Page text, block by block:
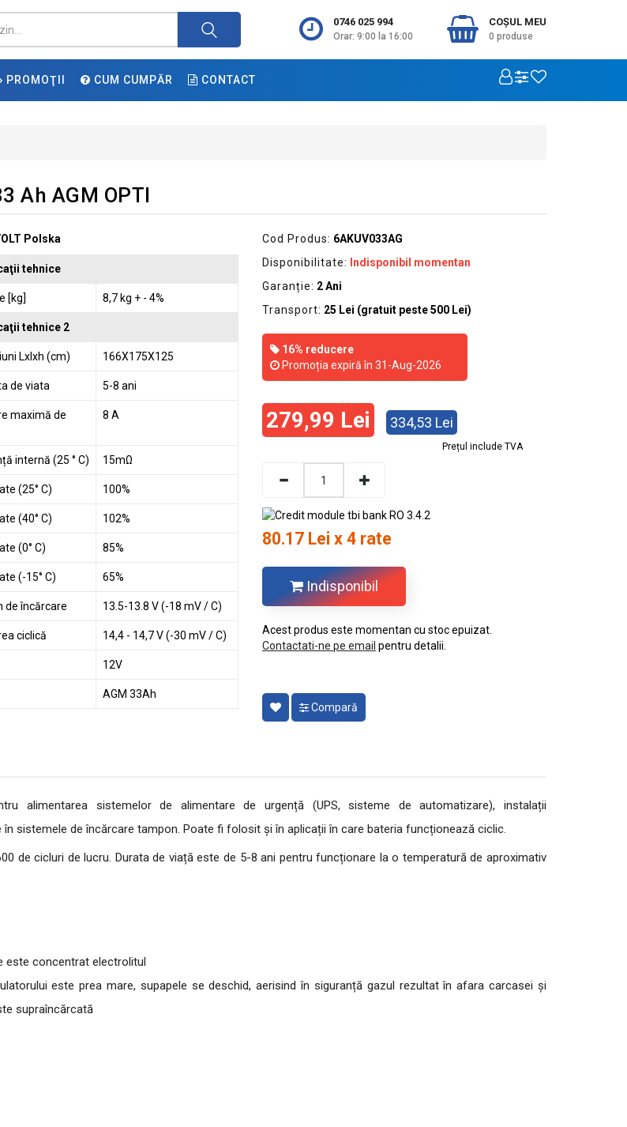
0746 025 994
Orar: 9:00 la 16:00
COŞUL MEU
0 produse
PROMOŢII CUM CUMPĂR CONTACT
Ah AGM OPTI
Polska
tehnice
[kg] 8,7 kg + - 4%
tehnice 2
Lxlxh (cm) 166X175X125
de viata 5-8 ani
maximă de
8 A
internă (25 ° C) 15mΩ
(25° C) 100%
(40° C) 102%
(0° C) 85%
(-15° C) 65%
de încărcare 13.5-13.8 V (-18 mV / C)
ciclică 14,4 - 14,7 V (-30 mV / C)
12V
AGM 33Ah
Cod Produs: 6AKUV033AG
Disponibilitate:
Indisponibil momentan
Garanție: 2 Ani
Transport: 25 Lei (gratuit peste 500 Lei)
16% reducere
Promoția expiră în 31-Aug-2026
279,99 Lei 334,53 Lei
Prețul include TVA
80.17 Lei x 4 rate
Indisponibil
Acest produs este momentan cu stoc epuizat.
Contactati-ne pe email pentru detalii.
Compară
alimentarea sistemelor de alimentare de urgență (UPS, sisteme de automatizare), instalații
sistemele de încărcare tampon. Poate fi folosit și în aplicații în care bateria funcționează ciclic.
de cicluri de lucru. Durata de viață este de 5-8 ani pentru funcționare la o temperatură de aproximativ
este concentrat electrolitul
este prea mare, supapele se deschid, aerisind în siguranță gazul rezultat în afara carcasei și
supraîncărcată